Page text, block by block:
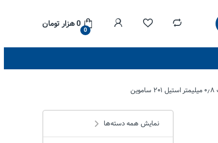
0
0هزار تومان
نمایش همه دسته‌ها